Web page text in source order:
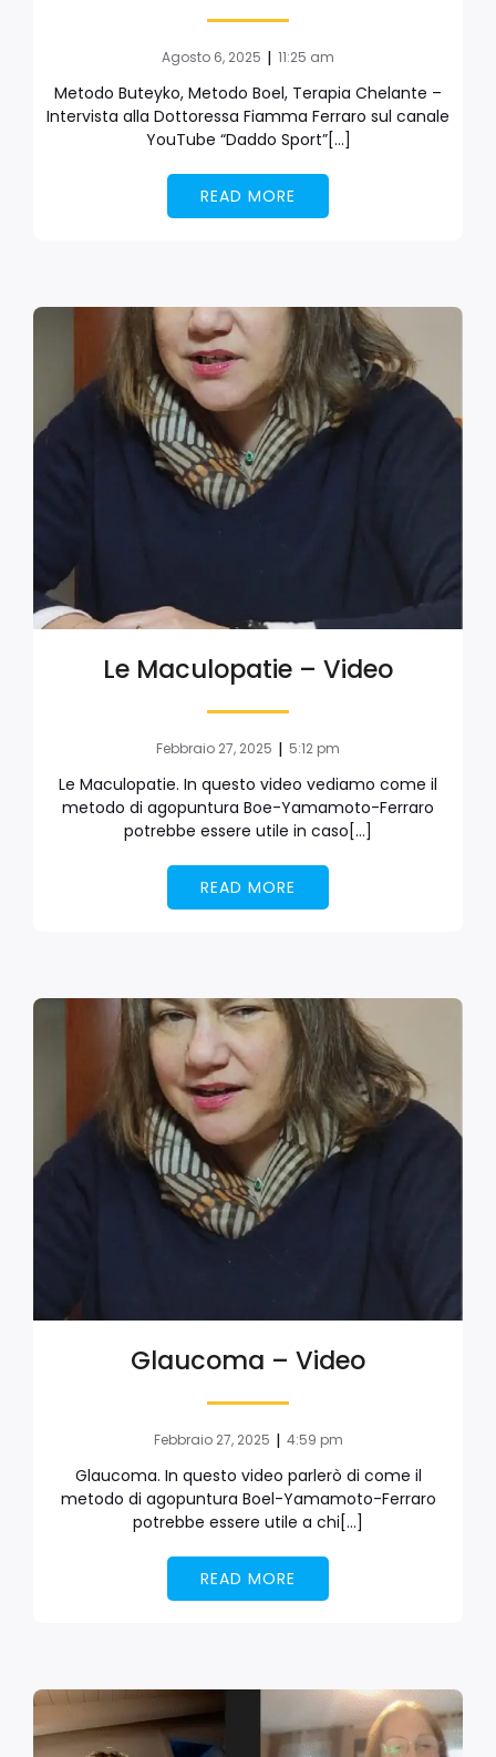
Agosto 6, 2025 | 11:25 am
Metodo Buteyko, Metodo Boel, Terapia Chelante –
Intervista alla Dottoressa Fiamma Ferraro sul canale
YouTube “Daddo Sport”[…]
READ MORE
Le Maculopatie – Video
Febbraio 27, 2025 | 5:12 pm
Le Maculopatie. In questo video vediamo come il
metodo di agopuntura Boe-Yamamoto-Ferraro
potrebbe essere utile in caso[…]
READ MORE
Glaucoma – Video
Febbraio 27, 2025 | 4:59 pm
Glaucoma. In questo video parlerò di come il
metodo di agopuntura Boel-Yamamoto-Ferraro
potrebbe essere utile a chi[…]
READ MORE